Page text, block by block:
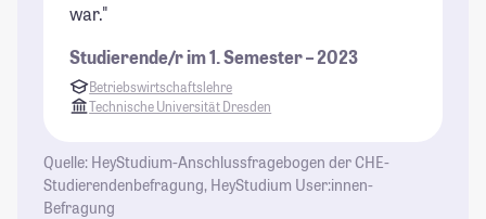
war."
Studierende/r im 1. Semester – 2023
Betriebswirtschaftslehre
Technische Universität Dresden
Quelle: HeyStudium-Anschlussfragebogen der CHE-
Studierendenbefragung, HeyStudium User:innen-
Befragung